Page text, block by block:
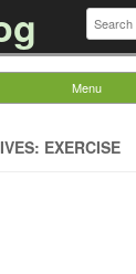
Search
for:
Menu
EXERCISE